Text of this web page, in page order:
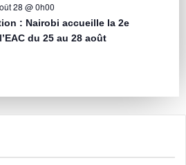
28 @ 0h00
: Nairobi accueille la 2e
du 25 au 28 août